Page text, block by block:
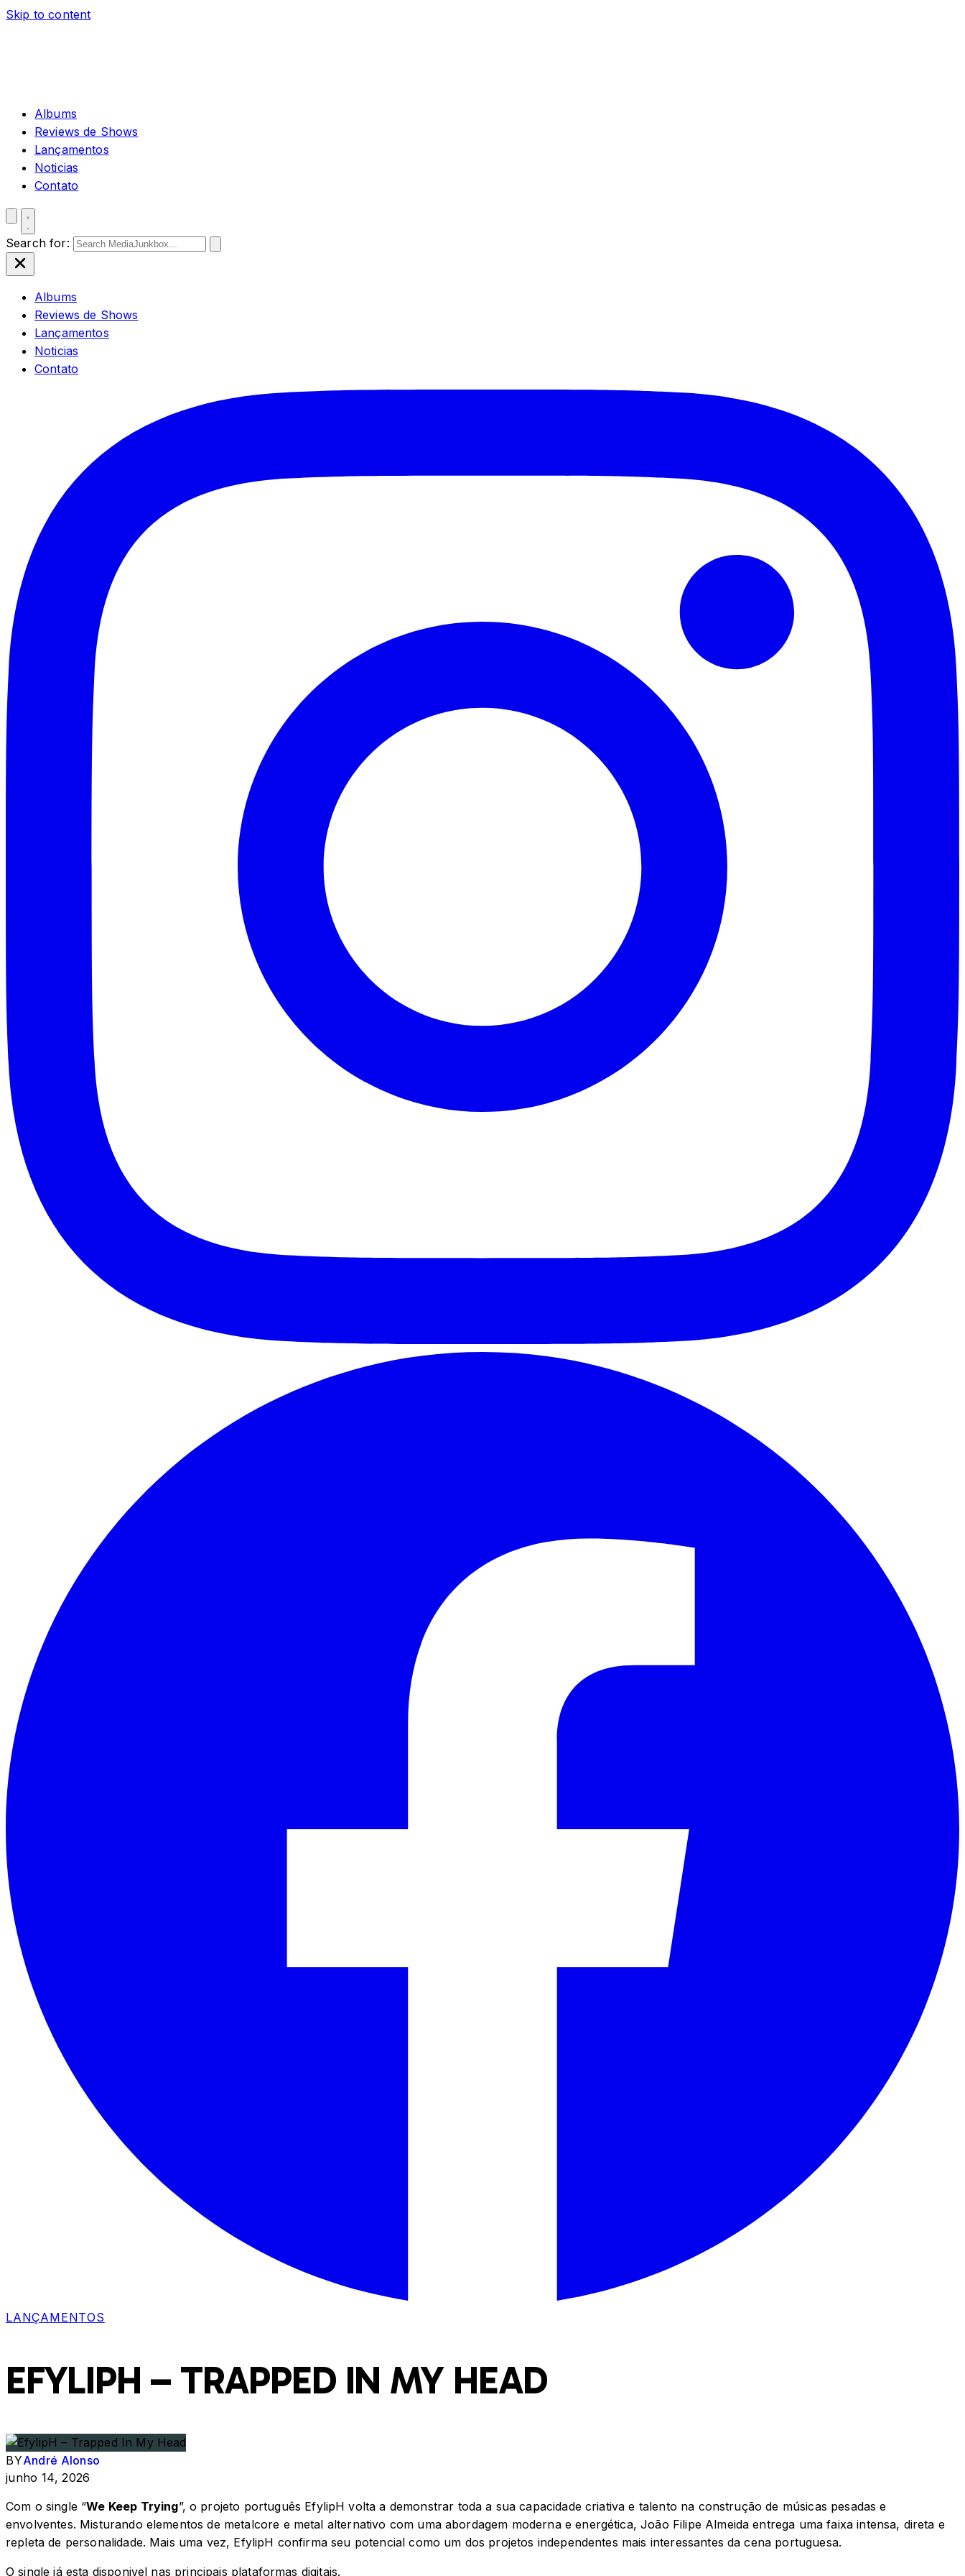
Skip to content
Albums
Reviews de Shows
Lançamentos
Noticias
Contato
Search for:
Albums
Reviews de Shows
Lançamentos
Noticias
Contato
LANÇAMENTOS
EFYLIPH – TRAPPED IN MY HEAD
BYAndré Alonso
junho 14, 2026
Com o single “We Keep Trying”, o projeto português EfylipH volta a demonstrar toda a sua capacidade criativa e talento na construção de músicas pesadas e
envolventes. Misturando elementos de metalcore e metal alternativo com uma abordagem moderna e energética, João Filipe Almeida entrega uma faixa intensa, direta e
repleta de personalidade. Mais uma vez, EfylipH confirma seu potencial como um dos projetos independentes mais interessantes da cena portuguesa.
O single já esta disponivel nas principais plataformas digitais.